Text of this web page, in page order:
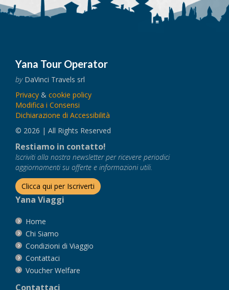
Yana Tour Operator
byDaVinci Travels srl
Privacy & cookie policy
Modifica i Consensi
Dichiarazione di Accessibilità
© 2026 | All Rights Reserved
Restiamo in contatto!
Iscriviti alla nostra newsletter per ricevere periodici
aggiornamenti su offerte e informazioni utili.
Clicca qui per Iscriverti
Yana Viaggi
Home
Chi Siamo
Condizioni di Viaggio
Contattaci
Voucher Welfare
Contattaci